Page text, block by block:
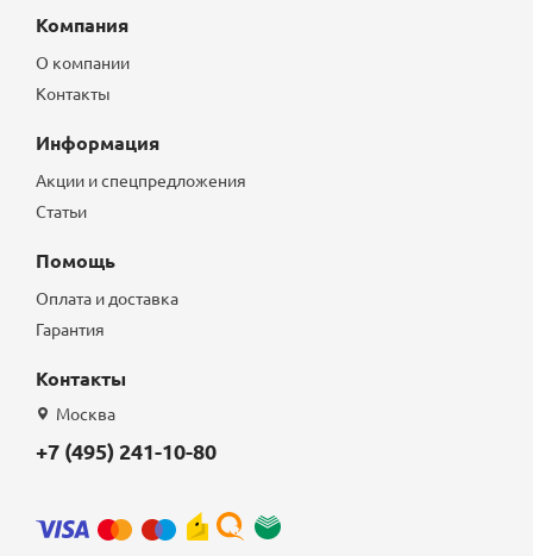
Компания
О компании
Контакты
Информация
Акции и спецпредложения
Статьи
Помощь
Оплата и доставка
Гарантия
Контакты
Москва
+7 (495) 241-10-80